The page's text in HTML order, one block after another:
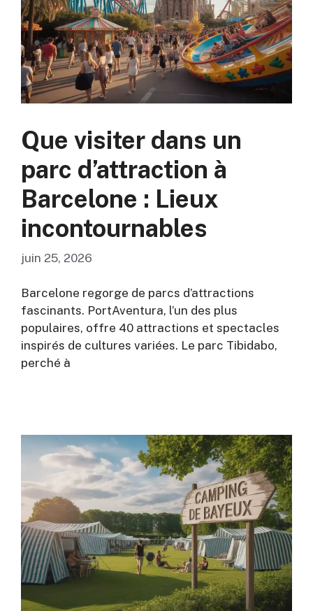
Que visiter dans un
parc d’attraction à
Barcelone : Lieux
incontournables
juin 25, 2026
Barcelone regorge de parcs d’attractions
fascinants. PortAventura, l’un des plus
populaires, offre 40 attractions et spectacles
inspirés de cultures variées. Le parc Tibidabo,
perché à